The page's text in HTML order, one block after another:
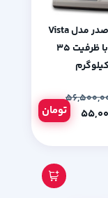
ترازوی صدر مدل Vista
Plus با ظرفیت 35
کیلوگرم
تومان